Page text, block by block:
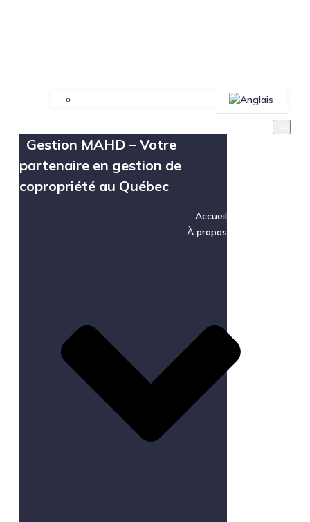
Gestion MAHD – Votre
partenaire en gestion de
copropriété au Québec
Accueil
À propos